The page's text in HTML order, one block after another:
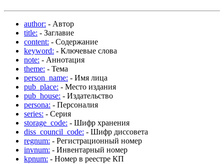
author: - Автор
title: - Заглавие
content: - Содержание
keyword: - Ключевые слова
note: - Аннотация
theme: - Тема
person_name: - Имя лица
pub_place: - Место издания
pub_house: - Издательство
persona: - Персоналия
series: - Серия
storage_code: - Шифр хранения
diss_council_code: - Шифр диссовета
regnum: - Регистрационный номер
invnum: - Инвентарный номер
kpnum: - Номер в реестре КП